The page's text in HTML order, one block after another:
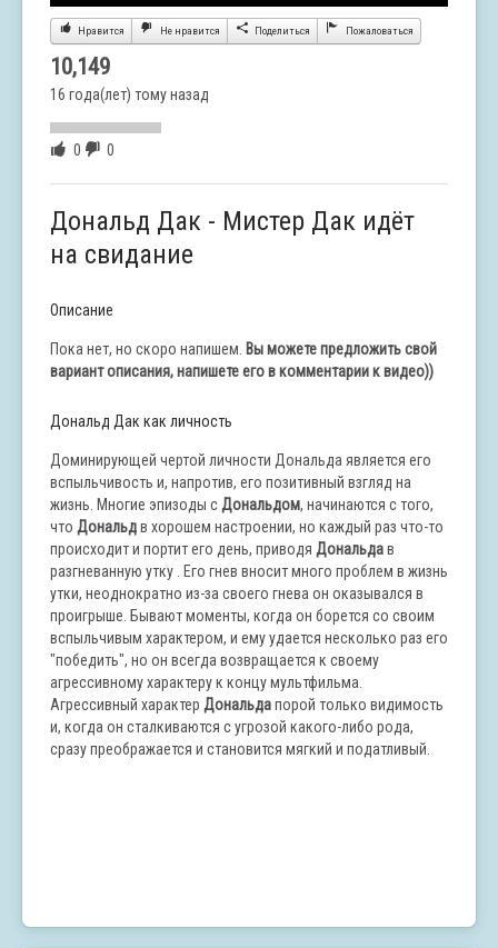
Нравится Не нравится Поделиться Пожаловаться
10,149
16 года(лет) тому назад
0 0
Дональд Дак - Мистер Дак идёт
на свидание
Описание
Пока нет, но скоро напишем. Вы можете предложить свой
вариант описания, напишете его в комментарии к видео))
Дональд Дак как личность
Доминирующей чертой личности Дональда является его
вспыльчивость и, напротив, его позитивный взгляд на
жизнь. Многие эпизоды сДональдом, начинаются с того,
что Дональдв хорошем настроении, но каждый раз что-то
происходит и портит его день, приводя Дональдав
разгневанную утку . Его гнев вносит много проблем в жизнь
утки, неоднократно из-за своего гнева он оказывался в
проигрыше. Бывают моменты, когда он борется со своим
вспыльчивым характером, и ему удается несколько раз его
"победить", но он всегда возвращается к своему
агрессивному характеру к концу мультфильма.
Агрессивный характер Дональдапорой только видимость
и, когда он сталкиваются с угрозой какого-либо рода,
сразу преображается и становится мягкий и податливый.